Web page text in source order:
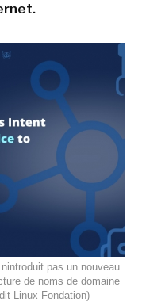
pas un nouveau
de noms de domaine
Linux Fondation)